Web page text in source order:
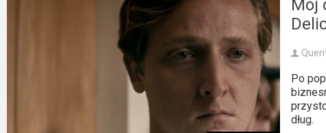
Mój
Po
dług.